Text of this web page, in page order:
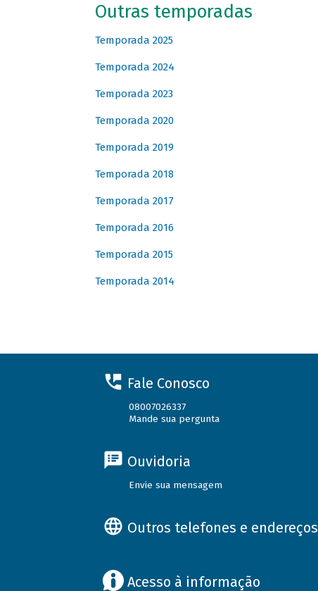
Outras temporadas
Temporada 2025
Temporada 2024
Temporada 2023
Temporada 2020
Temporada 2019
Temporada 2018
Temporada 2017
Temporada 2016
Temporada 2015
Temporada 2014
Fale Conosco
08007026337
Mande sua pergunta
Ouvidoria
Envie sua mensagem
Outros telefones e endereços
Acesso à informação